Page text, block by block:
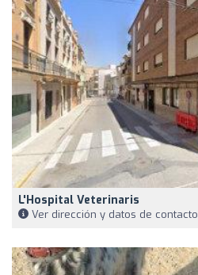
L'Hospital Veterinaris
Ver dirección y datos de contacto